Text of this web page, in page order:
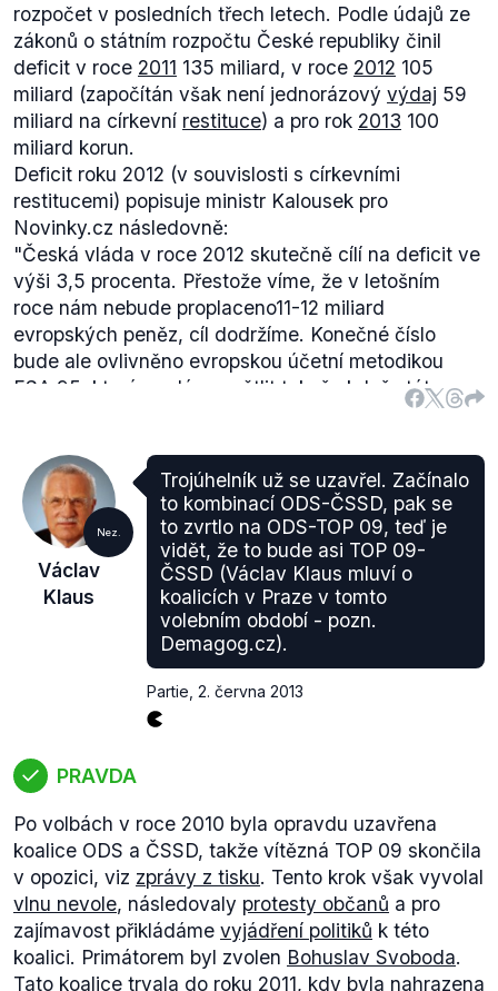
rozpočet v posledních třech letech. Podle údajů ze
zákonů o státním rozpočtu České republiky činil
deficit v roce 2011 135 miliard, v roce 2012 105
miliard (započítán však není jednorázový výdaj 59
miliard na církevní restituce) a pro rok 2013 100
miliard korun.
Deficit roku 2012 (v souvislosti s církevními
restitucemi) popisuje ministr Kalousek pro
Novinky.cz následovně:
"Česká vláda v roce 2012 skutečně cílí na deficit ve
výši 3,5 procenta. Přestože víme, že v letošním
roce nám nebude proplaceno11-12 miliard
evropských peněz, cíl dodržíme. Konečné číslo
bude ale ovlivněno evropskou účetní metodikou
ESA 95, která se dá vysvětlit tak, že když stát
uzavře nějaký závazek, přijme zákon, tak suma,
hlediska vnímána jako jednorázová operace.
Promítne se i jednorázově do bilance státního
rozpočtu v roce, kdy zákon byl přijat. Tak se do
letošního rozpočtu promítnou církevní restituce, byť
fakticky v tomto roce nezaplatíme ani korunu.
Faktické platby začnou v roce 2013 a potrvají třicet
let. Protože suma 59 miliard představuje z účetního
hlediska 1,5 procenta HDP, tak oficiální údaj o
deficitu bude 5 procent. Ale zdůrazňuji, přitom se
nevyplatí ani koruna."
Výrok bývalého prezidenta Václava Klause
hodnotíme jako pravdivý.
Nez.
Václav
Klaus
Trojúhelník už se uzavřel. Začínalo
to kombinací ODS-ČSSD, pak se
to zvrtlo na ODS-TOP 09, teď je
vidět, že to bude asi TOP 09-
ČSSD (Václav Klaus mluví o
koalicích v Praze v tomto
volebním období - pozn.
Demagog.cz).
Partie 2. června 2013
PRAVDA
Po volbách v roce 2010 byla opravdu uzavřena
koalice ODS a ČSSD, takže vítězná TOP 09 skončila
v opozici, viz zprávy z tisku. Tento krok však vyvolal
vlnu nevole, následovaly protesty občanů a pro
zajímavost přikládáme vyjádření politiků k této
koalici. Primátorem byl zvolen Bohuslav Svoboda.
Tato koalice trvala do roku 2011, kdy byla nahrazena